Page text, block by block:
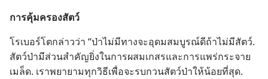
การ​คุ้มครอง​สัตว์
โรเบอร์โต​กล่าว​ว่า “ป่า​ไม่​มี​ทาง​จะ​อุดม​สมบูรณ์​ดี​ถ้า​ไม่​มี​สัตว์.
สัตว์​ป่า​มี​ส่วน​สำคัญ​ยิ่ง​ใน​การ​ผสม​เกสร​และ​การ​แพร่​กระจาย​
เมล็ด. เรา​พยายาม​ทุก​วิธี​เพื่อ​จะ​รบกวน​สัตว์​ป่า​ให้​น้อย​ที่​สุด.